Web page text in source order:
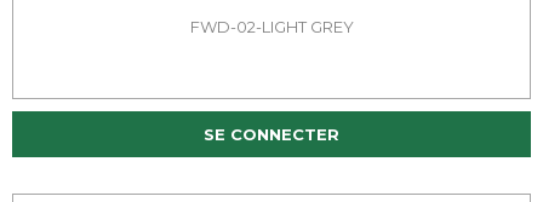
FWD-02-LIGHT GREY
SE CONNECTER